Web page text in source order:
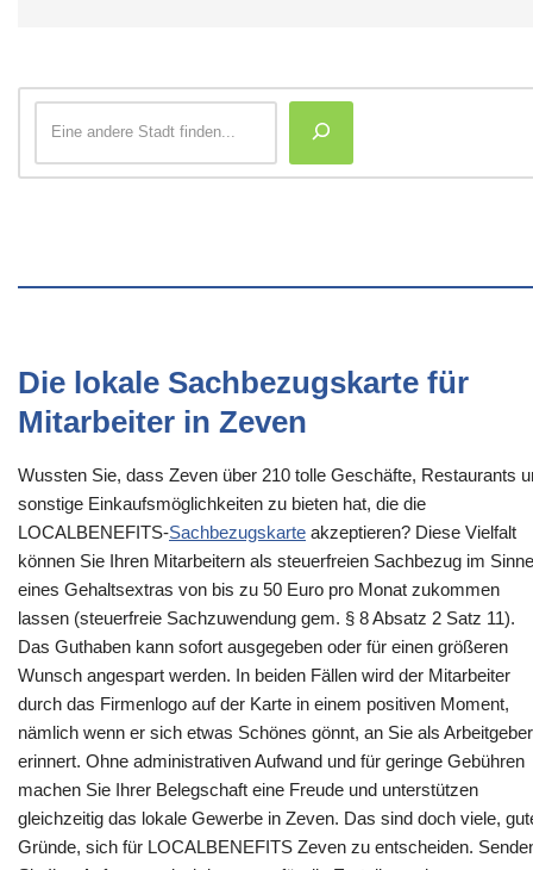
Die lokale Sachbezugskarte für
Mitarbeiter in Zeven
Wussten Sie, dass Zeven über 210 tolle Geschäfte, Restaurants
sonstige Einkaufsmöglichkeiten zu bieten hat, die die
LOCALBENEFITS-Sachbezugskarte akzeptieren? Diese Vielfalt
können Sie Ihren Mitarbeitern als steuerfreien Sachbezug im Sinne
eines Gehaltsextras von bis zu 50 Euro pro Monat zukommen
lassen (steuerfreie Sachzuwendung gem. § 8 Absatz 2 Satz 11).
Das Guthaben kann sofort ausgegeben oder für einen größeren
Wunsch angespart werden. In beiden Fällen wird der Mitarbeiter
durch das Firmenlogo auf der Karte in einem positiven Moment,
nämlich wenn er sich etwas Schönes gönnt, an Sie als Arbeitgeber
erinnert. Ohne administrativen Aufwand und für geringe Gebühren
machen Sie Ihrer Belegschaft eine Freude und unterstützen
gleichzeitig das lokale Gewerbe in Zeven. Das sind doch viele,
Gründe, sich für LOCALBENEFITS Zeven zu entscheiden.